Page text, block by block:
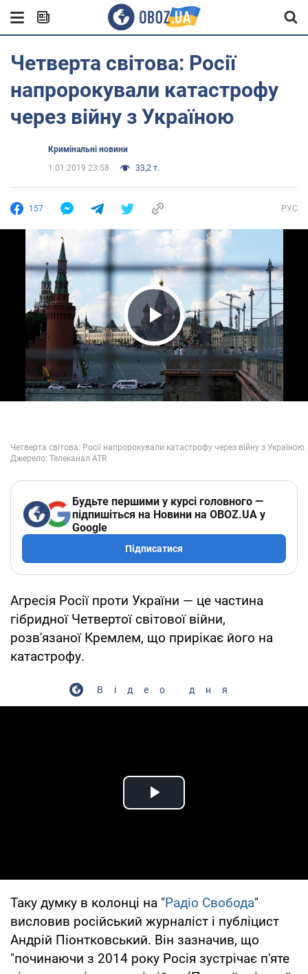
Четверта світова: Росії
напророкували катастрофу
через війну з Україною
Кримінальні новини
1.01.2019 23:58
33,2 т.
157 РУС
Play Video
Будьте першими у курсі головного —
підпишіться на Новини на OBOZ.UA у
Google
Підписатися
Агресія Росії проти України — це частина
гібридної Четвертої світової війни,
розв'язаної Кремлем, що прирікає його на
катастрофу.
Відео дня
Play Video
Таку думку в колонці на "Радіо Свобода"
висловив російський журналіст і публіцист
Андрій Піонтковський. Він зазначив, що
"починаючи з 2014 року Росія зустрічає п'яте